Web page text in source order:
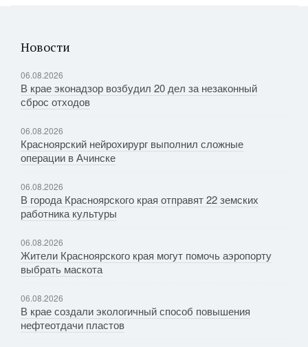
Новости
06.08.2026
В крае эконадзор возбудил 20 дел за незаконный
сброс отходов
06.08.2026
Красноярский нейрохирург выполнил сложные
операции в Ачинске
06.08.2026
В города Красноярского края отправят 22 земских
работника культуры
06.08.2026
Жители Красноярского края могут помочь аэропорту
выбрать маскота
06.08.2026
В крае создали экологичный способ повышения
нефтеотдачи пластов